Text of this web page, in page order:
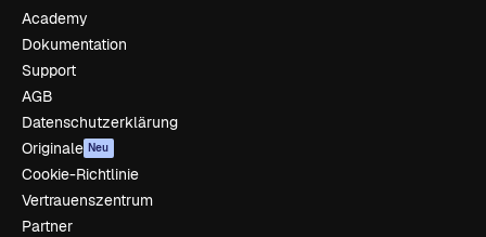
Academy
Dokumentation
Support
AGB
Datenschutzerklärung
Originale Neu
Cookie-Richtlinie
Vertrauenszentrum
Partner